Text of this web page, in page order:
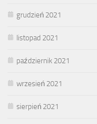
grudzień 2021
listopad 2021
październik 2021
wrzesień 2021
sierpień 2021